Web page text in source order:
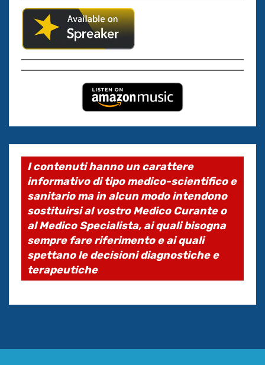
I contenuti hanno un carattere
informativo di tipo medico-scientifico e
sanitario ma in alcun modo intendono
sostituirsi al vostro Medico Curante o
al Medico Specialista, ai quali bisogna
sempre fare riferimento e ai quali
spettano le decisioni diagnostiche e
terapeutiche